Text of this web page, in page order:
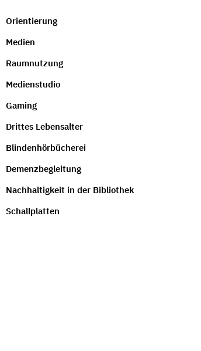
Orientierung
Medien
Raumnutzung
Medienstudio
Gaming
Drittes Lebensalter
Blindenhörbücherei
Demenzbegleitung
Nachhaltigkeit in der Bibliothek
Schallplatten